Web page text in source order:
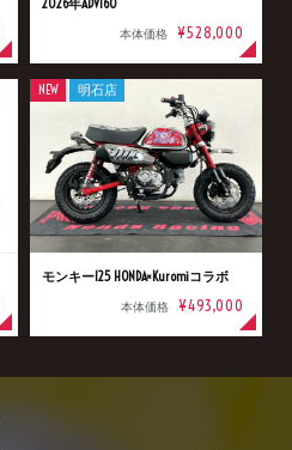
2026年ADV160
本体価格 ¥528,000
モンキー125 HONDA×Kuromiコラボ
本体価格 ¥493,000
NEW 明石店